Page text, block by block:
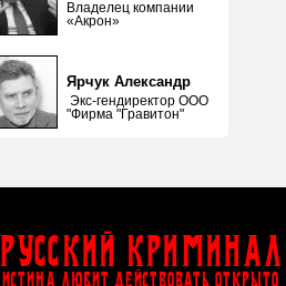
Владелец компании
«Акрон»
Ярчук Александр
Экс-гендиректор ООО
"Фирма "Гравитон"
Русский Криминал
ИСТИНА ЛЮБИТ ДЕЙСТВОВАТЬ ОТКРЫТО